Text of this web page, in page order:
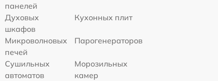
панелей
Духовых
шкафов
Кухонных плит
Микроволновых
печей
Парогенераторов
Сушильных
автоматов
Морозильных
камер